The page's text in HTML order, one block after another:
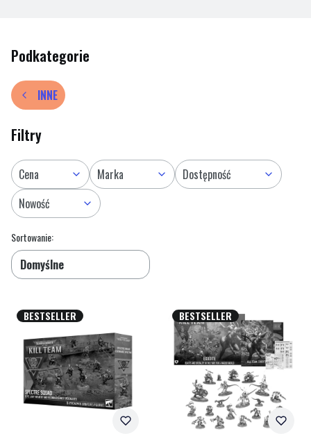
Podkategorie
INNE
Filtry
Cena Marka
Dostępność
Nowość
Koniec filtrów
Lista produktów
Sortowanie:
Domyślne
BESTSELLER BESTSELLER